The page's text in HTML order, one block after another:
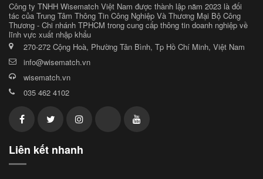
Công ty TNHH Wisematch Việt Nam được thành lập năm 2023 là đối
tác của Trung Tâm Thông Tin Công Nghiệp Và Thương Mại Bộ Công
Thương - Chi nhánh TPHCM trong cung cấp thông tin doanh nghiệp về
lĩnh vực xuất nhập khẩu
270-272 Cộng Hoà, Phường Tân Bình, Tp Hồ Chí Minh, Việt Nam
info@wisematch.vn
wisematch.vn
035 462 4102
Liên kết nhanh